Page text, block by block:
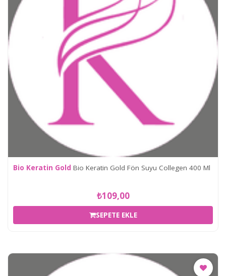
Bio Keratin Gold Bio Keratin Gold Fön Suyu Collegen 400 Ml
₺109,00
SEPETE EKLE